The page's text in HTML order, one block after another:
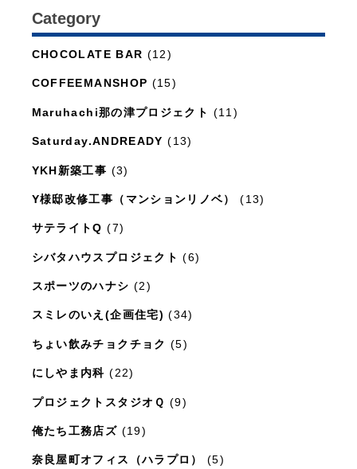
Category
CHOCOLATE BAR (12)
COFFEEMANSHOP (15)
Maruhachi那の津プロジェクト (11)
Saturday.ANDREADY (13)
YKH新築工事 (3)
Y様邸改修工事（マンションリノベ） (13)
サテライトQ (7)
シバタハウスプロジェクト (6)
スポーツのハナシ (2)
スミレのいえ(企画住宅) (34)
ちょい飲みチョクチョク (5)
にしやま内科 (22)
プロジェクトスタジオＱ (9)
俺たち工務店ズ (19)
奈良屋町オフィス（ハラプロ） (5)